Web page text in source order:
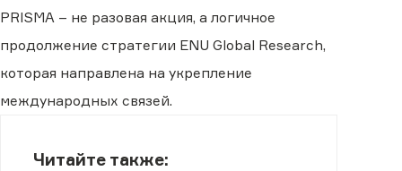
PRISMA – не разовая акция, а логичное
продолжение стратегии ENU Global Research,
которая направлена на укрепление
международных связей.
Читайте также: